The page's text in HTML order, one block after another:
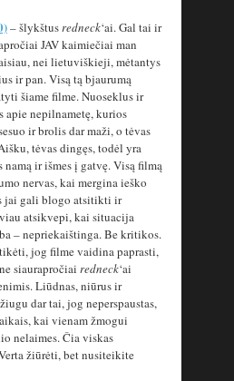
– šlykštus redneck‘ai. Gal tai ir
JAV kaimiečiai man
nei lietuviškieji, mėtantys
ir pan. Visą tą bjaurumą
šiame filme. Nuoseklus ir
apie nepilnametę, kurios
ir brolis dar maži, o tėvas
tėvas dingęs, todėl yra
ir išmes į gatvę. Visą filmą
nervas, kai mergina ieško
jai gali blogo atsitikti ir
atsikvepi, kai situacija
– nepriekaištinga. Be kritikos.
jog filme vaidina paprasti,
siaurapročiai redneck‘ai
Liūdnas, niūrus ir
dar tai, jog neperspaustas,
kai vienam žmogui
nelaimes. Čia viskas
žiūrėti, bet nusiteikite